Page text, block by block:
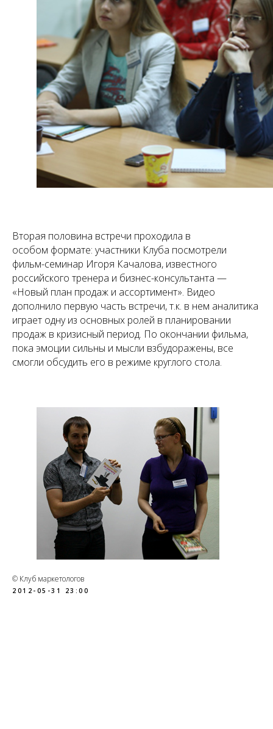
Вторая половина встречи проходила в
особом формате: участники Клуба посмотрели
фильм-семинар Игоря Качалова, известного
российского тренера и бизнес-консультанта —
«Новый план продаж и ассортимент». Видео
дополнило первую часть встречи, т.к. в нем аналитика
играет одну из основных ролей в планировании
продаж в кризисный период. По окончании фильма,
пока эмоции сильны и мысли взбудоражены, все
смогли обсудить его в режиме круглого стола.
© Клуб маркетологов
2012-05-31 23:00